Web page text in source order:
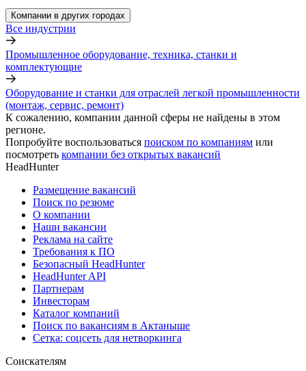
Компании в других городах
Все индустрии
Промышленное оборудование, техника, станки и
комплектующие
Оборудование и станки для отраслей легкой промышленности
(монтаж, сервис, ремонт)
К сожалению, компании данной сферы не найдены в этом
регионе.
Попробуйте воспользоваться поиском по компаниям или
посмотреть компании без открытых вакансий
HeadHunter
Размещение вакансий
Поиск по резюме
О компании
Наши вакансии
Реклама на сайте
Требования к ПО
Безопасный HeadHunter
HeadHunter API
Партнерам
Инвесторам
Каталог компаний
Поиск по вакансиям в Актаныше
Сетка: соцсеть для нетворкинга
Соискателям